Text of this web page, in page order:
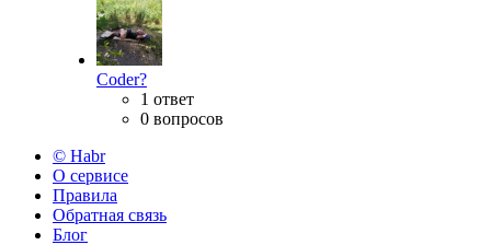
Coder?
1 ответ
0 вопросов
© Habr
О сервисе
Правила
Обратная связь
Блог